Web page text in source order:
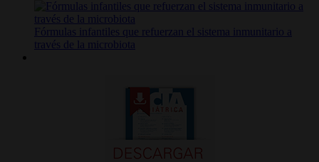
Fórmulas infantiles que refuerzan el sistema inmunitario a
través de la microbiota